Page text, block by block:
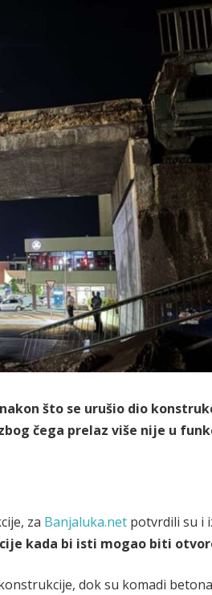
što se urušio dio
čega prelaz više nije u
za Banjaluka.net potvrdili su i
kada bi isti mogao biti
dok su komadi